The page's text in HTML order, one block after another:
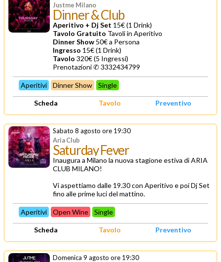
Justme Milano
Dinner & Club
Aperitivo + Dj Set 15€ (1 Drink)
Tavolo Gratuito Tavoli in Aperitivo
Dinner Show 50€ a Persona
Ingresso 15€ (1 Drink)
Tavolo 320€ (5 Ingressi)
Prenotazioni ✆ 3332434799
Aperitivi Dinner Show Single
Scheda Tavolo Preventivo
Sabato 8 agosto ore 19:30
Aria Club
Saturday Fever
Inaugura a Milano la nuova stagione estiva di ARIA
CLUB MILANO!
Vi aspettiamo dalle 19.30 con Aperitivo e poi Dj Set
fino alle prime luci del mattino.
Aperitivi Open Wine Single
Scheda Tavolo Preventivo
Domenica 9 agosto ore 19:30